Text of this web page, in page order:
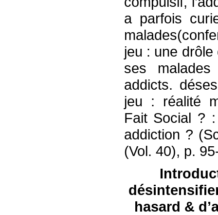
a parfois
jeu : une
ses
addicts.
jeu : réalité
Fait Social ?
addiction ?
(Vol. 40), p.
hasard &